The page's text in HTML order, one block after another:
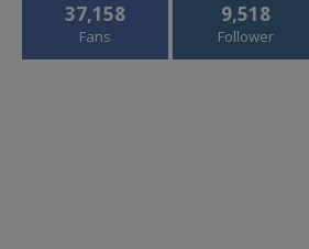
37,158
Fans
9,518
Follower